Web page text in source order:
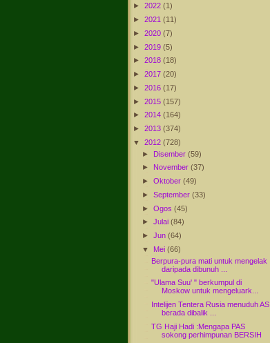
► 2022 (1)
► 2021 (11)
► 2020 (7)
► 2019 (5)
► 2018 (18)
► 2017 (20)
► 2016 (17)
► 2015 (157)
► 2014 (164)
► 2013 (374)
▼
2012 (728)
► Disember(59)
► November(37)
►Oktober(49)
►September(33)
►Ogos(45)
►Julai(84)
►Jun(64)
▼
Mei(66)
Berpura-pura mati untuk mengelak
daripada dibunuh ...
"Ulama Suu' " berkumpul di
Moskow untuk mengeluark...
Intelijen Tentera Rusia menuduh AS
berada dibalik ...
TG Haji Hadi :Mengapa PAS
sokong perhimpunan BERSIH